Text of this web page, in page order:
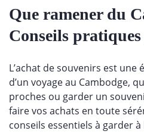
Que ramener du
Conseils
L’achat de souvenirs est
d’un voyage au Cambodge,
proches ou garder un
faire vos achats en toute
conseils essentiels à garder à